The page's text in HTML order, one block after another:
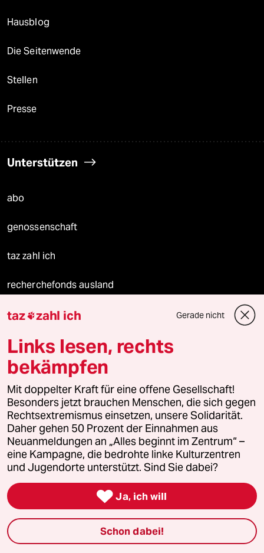
Hausblog
Die Seitenwende
Stellen
Presse
Unterstützen
abo
genossenschaft
taz zahl ich
recherchefonds ausland
panterstiftung
panterpreis 2026
Podcast
bundestalk
fernverbindung
klima update°
Mauerecho
Freie Rede
taz zahl ich Gerade nicht
Links lesen, rechts
bekämpfen
Mit doppelter Kraft für eine offene Gesellschaft!
Besonders jetzt brauchen Menschen, die sich gegen
Rechtsextremismus einsetzen, unsere Solidarität.
Daher gehen 50 Prozent der Einnahmen aus
Neuanmeldungen an „Alles beginnt im Zentrum“ –
eine Kampagne, die bedrohte linke Kulturzentren
und Jugendorte unterstützt. Sind Sie dabei?
 Ja, ich will
Schon dabei!